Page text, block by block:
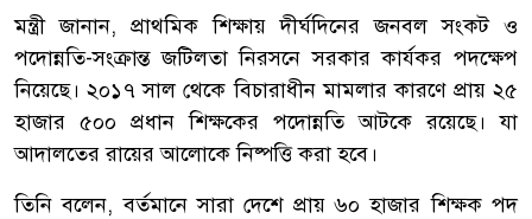
মন্ত্রী জানান, প্রাথমিক শিক্ষায় দীর্ঘদিনের জনবল সংকট ও
পদোন্নতি-সংক্রান্ত জটিলতা নিরসনে সরকার কার্যকর পদক্ষেপ
নিয়েছে। ২০১৭ সাল থেকে বিচারাধীন মামলার কারণে প্রায় ২৫
হাজার ৫০০ প্রধান শিক্ষকের পদোন্নতি আটকে রয়েছে। যা
আদালতের রায়ের আলোকে নিষ্পত্তি করা হবে।
তিনি বলেন, বর্তমানে সারা দেশে প্রায় ৬০ হাজার শিক্ষক পদ